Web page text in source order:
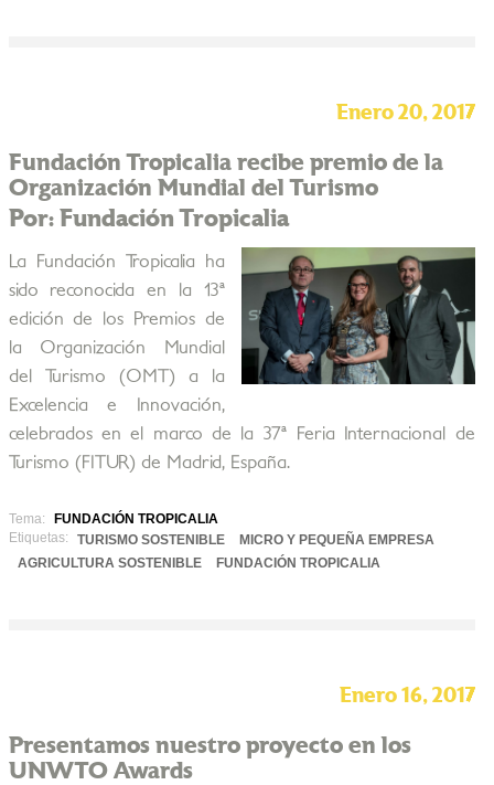
Enero 20, 2017
Fundación Tropicalia recibe premio de la
Organización Mundial del Turismo
Por: Fundación Tropicalia
La Fundación Tropicalia ha
sido reconocida en la 13ª
edición de los Premios de
la Organización Mundial
del Turismo (OMT) a la
Excelencia e Innovación,
celebrados en el marco de la 37ª Feria Internacional de
Turismo (FITUR) de Madrid, España.
Tema:
FUNDACIÓN TROPICALIA
Etiquetas:
TURISMO SOSTENIBLE
MICRO Y PEQUEÑA EMPRESA
AGRICULTURA SOSTENIBLE
FUNDACIÓN TROPICALIA
Enero 16, 2017
Presentamos nuestro proyecto en los
UNWTO Awards